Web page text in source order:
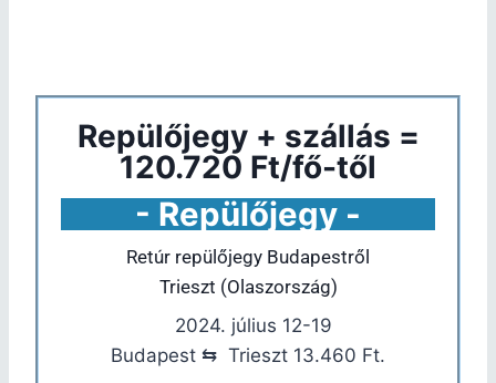
Repülőjegy + szállás =
120.720 Ft/fő-től
- Repülőjegy -
Retúr repülőjegy Budapestről
Trieszt (Olaszország)
2024. július 12-19
Budapest ⇆ Trieszt 13.460 Ft.